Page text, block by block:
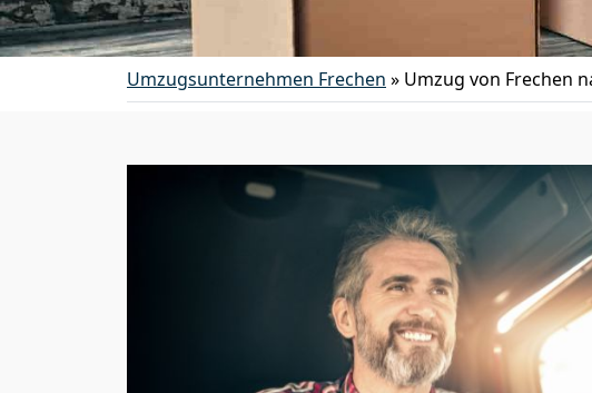
Umzugsunternehmen Frechen » Umzug von Frechen